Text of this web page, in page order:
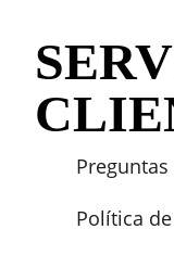
Política